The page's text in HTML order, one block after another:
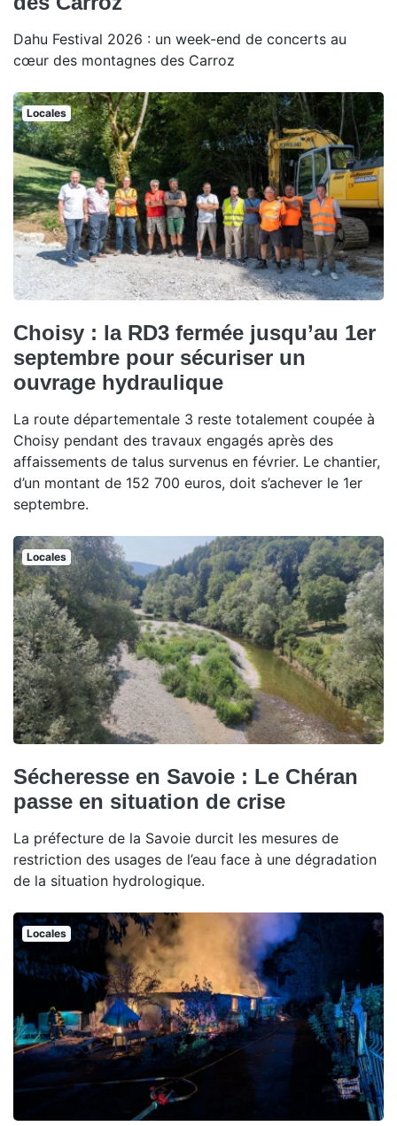
Dahu Festival 2026 : un week-end de concerts au
cœur des montagnes des Carroz
Locales
Choisy : la RD3 fermée jusqu’au 1er
septembre pour sécuriser un
ouvrage hydraulique
La route départementale 3 reste totalement coupée à
Choisy pendant des travaux engagés après des
affaissements de talus survenus en février. Le chantier,
d’un montant de 152 700 euros, doit s’achever le 1er
septembre.
Locales
Sécheresse en Savoie : Le Chéran
passe en situation de crise
La préfecture de la Savoie durcit les mesures de
restriction des usages de l’eau face à une dégradation
de la situation hydrologique.
Locales